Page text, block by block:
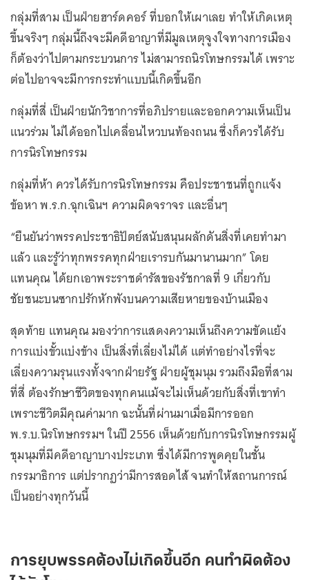
กลุ่มที่สาม เป็นฝ่ายฮาร์ดคอร์ ที่บอกให้เผาเลย ทำให้เกิดเหตุ
ขึ้นจริงๆ กลุ่มนี้ถึงจะมีคดีอาญาที่มีมูลเหตุจูงใจทางการเมือง
ก็ต้องว่าไปตามกระบวนการ ไม่สามารถนิรโทษกรรมได้ เพราะ
ต่อไปอาจจะมีการกระทำแบบนี้เกิดขึ้นอีก
กลุ่มที่สี่ เป็นฝ่ายนักวิชาการที่อภิปรายและออกความเห็นเป็น
แนวร่วม ไม่ได้ออกไปเคลื่อนไหวบนท้องถนน ซึ่งก็ควรได้รับ
การนิรโทษกรรม
กลุ่มที่ห้า ควรได้รับการนิรโทษกรรม คือประชาชนที่ถูกแจ้ง
ข้อหา พ.ร.ก.ฉุกเฉินฯ ความผิดจราจร และอื่นๆ
“ยืนยันว่าพรรคประชาธิปัตย์สนับสนุนผลักดันสิ่งที่เคยทำมา
แล้ว และรู้ว่าทุกพรรคทุกฝ่ายเรารบกันมานานมาก” โดย
แทนคุณ ได้ยกเอาพระราชดำรัสของรัชกาลที่ 9 เกี่ยวกับ
ชัยชนะบนซากปรักหักพังบนความเสียหายของบ้านเมือง
สุดท้าย แทนคุณ มองว่าการแสดงความเห็นถึงความขัดแย้ง
การแบ่งขั้วแบ่งข้าง เป็นสิ่งที่เลี่ยงไม่ได้ แต่ทำอย่างไรที่จะ
เลี่ยงความรุนแรงทั้งจากฝ่ายรัฐ ฝ่ายผู้ชุมนุม รวมถึงมือที่สาม
ที่สี่ ต้องรักษาชีวิตของทุกคนแม้จะไม่เห็นด้วยกับสิ่งที่เขาทำ
เพราะชีวิตมีคุณค่ามาก ฉะนั้นที่ผ่านมาเมื่อมีการออก
พ.ร.บ.นิรโทษกรรมฯ ในปี 2556 เห็นด้วยกับการนิรโทษกรรมผู้
ชุมนุมที่มีคดีอาญาบางประเภท ซึ่งได้มีการพูดคุยในชั้น
กรรมาธิการ แต่ปรากฏว่ามีการสอดไส้ จนทำให้สถานการณ์
เป็นอย่างทุกวันนี้
การยุบพรรคต้องไม่เกิดขึ้นอีก คนทำผิดต้อง